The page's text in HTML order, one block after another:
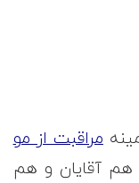
مراقبت از مو
آقایان و هم